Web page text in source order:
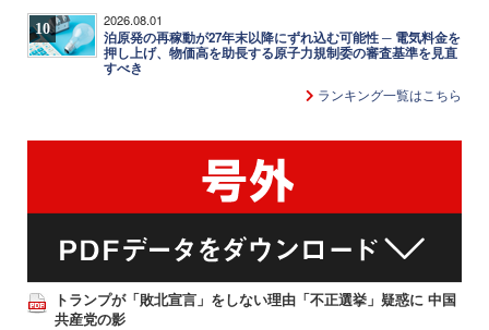
10 2026.08.01
泊原発の再稼動が27年末以降にずれ込む可能性 ─ 電気料金を
押し上げ、物価高を助長する原子力規制委の審査基準を見直
すべき
ランキング一覧はこちら
トランプが「敗北宣言」をしない理由「不正選挙」疑惑に 中国
共産党の影